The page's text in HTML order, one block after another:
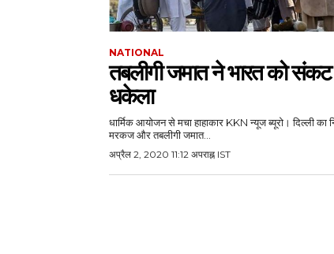
NATIONAL
तबलीगी जमात ने भारत को
धकेला
धार्मिक आयोजन से मचा हाहाकार KKN न्यूज ब्यूरो। दिल्ली का
मरकज और तबलीगी जमात...
अप्रैल 2, 2020 11:12 अपराह्न IST